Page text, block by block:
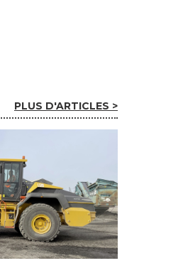
PLUS D'ARTICLES >